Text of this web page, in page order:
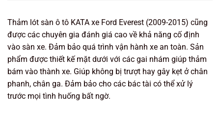
Thảm lót sàn ô tô KATA xe Ford Everest (2009-2015) cũng
được các chuyên gia đánh giá cao về khả năng cố định
vào sàn xe. Đảm bảo quá trình vận hành xe an toàn. Sản
phẩm được thiết kế mặt dưới với các gai nhám giúp thảm
bám vào thành xe. Giúp không bị trượt hay gây kẹt ở chân
phanh, chân ga. Đảm bảo cho các bác tài có thể xử lý
trước mọi tình huống bất ngờ.